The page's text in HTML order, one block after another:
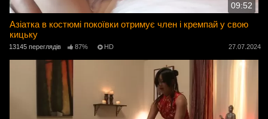
09:52
Азіатка в костюмі покоївки отримує член і кремпай у свою
кицьку
13145 переглядів 87% HD 27.07.2024